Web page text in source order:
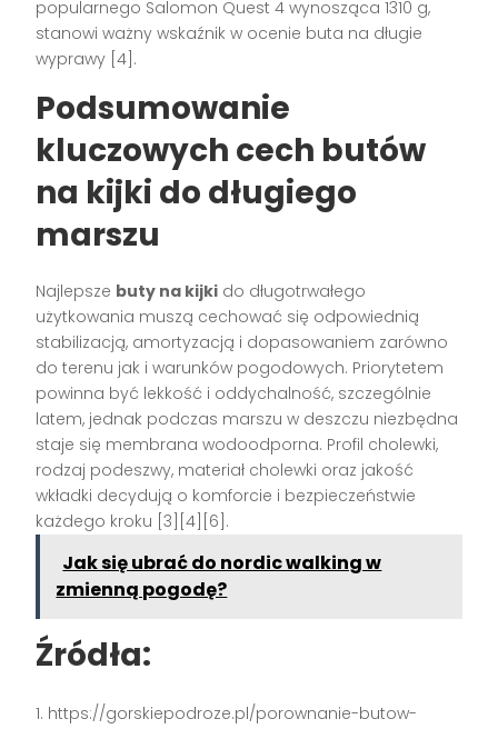
popularnego Salomon Quest 4 wynosząca 1310 g,
stanowi ważny wskaźnik w ocenie buta na długie
wyprawy [4] .
Podsumowanie
kluczowych cech butów
na kijki do długiego
marszu
Najlepsze buty na kijki do długotrwałego
użytkowania muszą cechować się odpowiednią
stabilizacją, amortyzacją i dopasowaniem zarówno
do terenu jak i warunków pogodowych. Priorytetem
powinna być lekkość i oddychalność, szczególnie
latem, jednak podczas marszu w deszczu niezbędna
staje się membrana wodoodporna. Profil cholewki,
rodzaj podeszwy, materiał cholewki oraz jakość
wkładki decydują o komforcie i bezpieczeństwie
każdego kroku [3][4][6] .
Jak się ubrać do nordic walking w
zmienną pogodę?
Źródła:
https://gorskiepodroze.pl/porownanie-butow-